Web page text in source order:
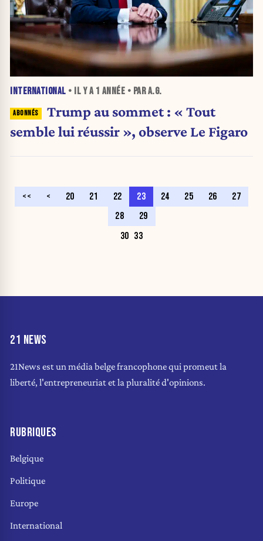
INTERNATIONAL • IL Y A 1 ANNÉE • PAR A.G.
Trump au sommet : « Tout
semble lui réussir », observe Le Figaro
<< < 20 21 22 23 24 25 26
27
28
29
30 33
21 NEWS
21News est un média belge francophone qui promeut la
liberté, l'entrepreneuriat et la pluralité d'opinions.
RUBRIQUES
Belgique
Politique
Europe
International